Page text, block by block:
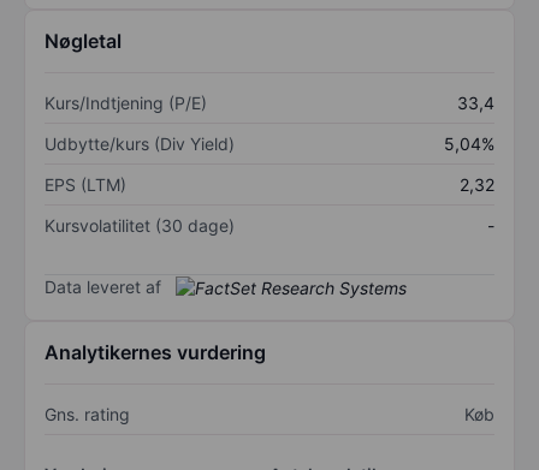
Nøgletal
Kurs/Indtjening (P/E)
33,4
Udbytte/kurs (Div Yield)
5,04%
EPS (LTM)
2,32
Kursvolatilitet (30 dage)
-
Data leveret af
Analytikernes vurdering
Gns. rating Køb